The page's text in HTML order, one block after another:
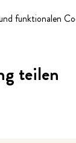
funktionalen
teilen